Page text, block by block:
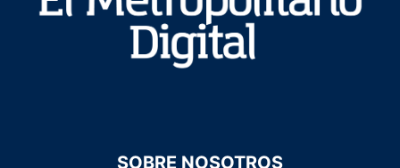
SOBRE NOSOTROS